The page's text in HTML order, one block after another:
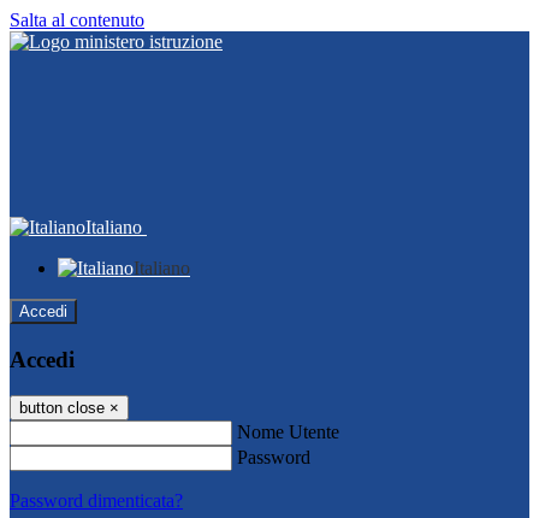
Salta al contenuto
Italiano
Italiano
Accedi
Accedi
button close ×
Nome Utente
Password
Password dimenticata?